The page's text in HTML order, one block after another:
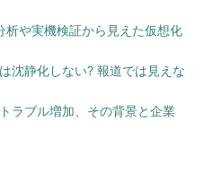
や実機検証から見えた仮想化
沈静化しない? 報道では見えな
ラブル増加、その背景と企業